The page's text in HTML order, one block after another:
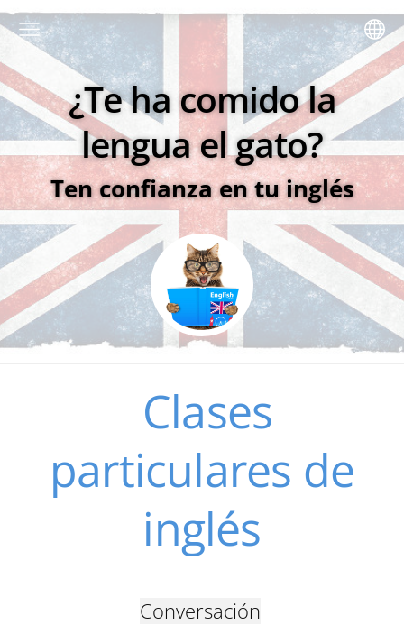
¿Te ha comido la
lengua el gato?
Ten confianza en tu inglés
Clases
particulares de
inglés
Conversación